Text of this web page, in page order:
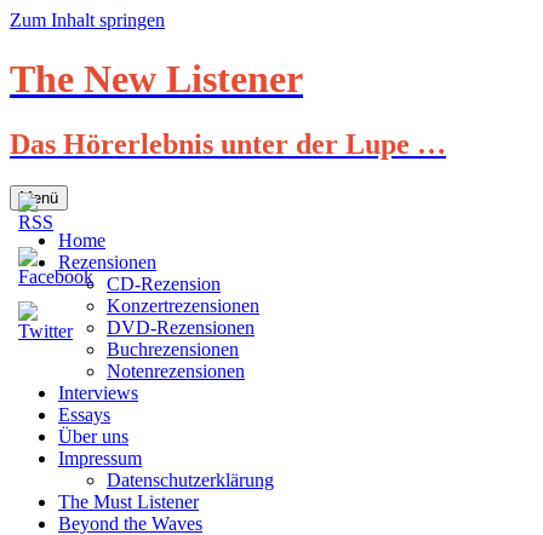
Zum Inhalt springen
The New Listener
Das Hörerlebnis unter der Lupe …
Menü
Home
Rezensionen
CD-Rezension
Konzertrezensionen
DVD-Rezensionen
Buchrezensionen
Notenrezensionen
Interviews
Essays
Über uns
Impressum
Datenschutzerklärung
The Must Listener
Beyond the Waves